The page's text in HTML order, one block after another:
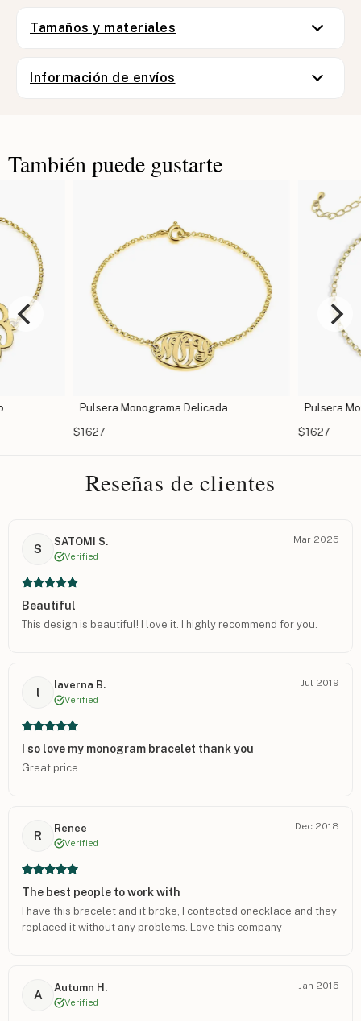
Tamaños y materiales
Información de envíos
También puede gustarte
Pulsera Monograma Delicada
$1627
Pulsera
$1627
Reseñas de clientes
S
SATOMI S.
Verified
Mar 2025
Beautiful
This design is beautiful! I love it. I highly recommend for you.
l
laverna B.
Verified
Jul 2019
I so love my monogram bracelet thank you
Great price
R
Renee
Verified
Dec 2018
The best people to work with
I have this bracelet and it broke, I contacted onecklace and they
replaced it without any problems. Love this company
A
Autumn H.
Verified
Jan 2015